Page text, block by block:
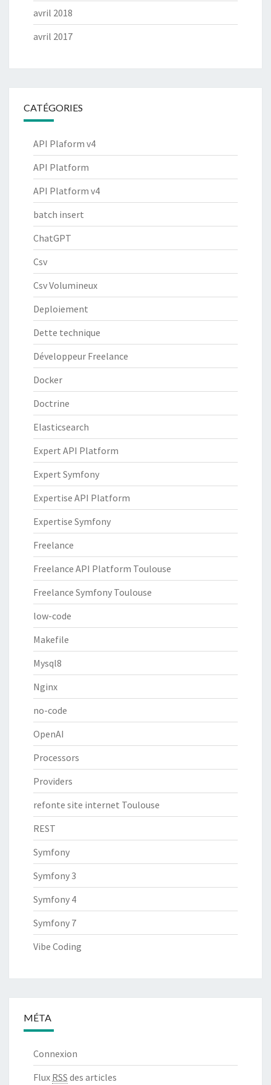
avril 2018
avril 2017
CATÉGORIES
API Plaform v4
API Platform
API Platform v4
batch insert
ChatGPT
Csv
Csv Volumineux
Deploiement
Dette technique
Développeur Freelance
Docker
Doctrine
Elasticsearch
Expert API Platform
Expert Symfony
Expertise API Platform
Expertise Symfony
Freelance
Freelance API Platform Toulouse
Freelance Symfony Toulouse
low-code
Makefile
Mysql8
Nginx
no-code
OpenAI
Processors
Providers
refonte site internet Toulouse
REST
Symfony
Symfony 3
Symfony 4
Symfony 7
Vibe Coding
MÉTA
Connexion
Flux RSS des articles